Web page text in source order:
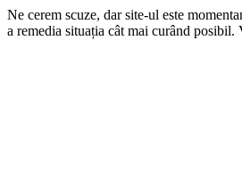
Ne cerem scuze, dar site-ul este
a remedia situația cât mai curând